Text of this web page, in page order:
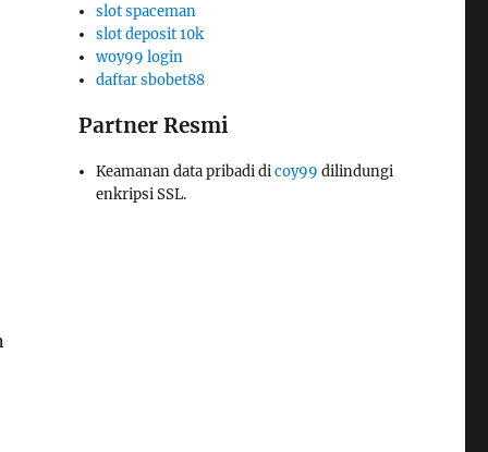
slot spaceman
slot deposit 10k
woy99 login
daftar sbobet88
Partner Resmi
Keamanan data pribadi dicoy99 dilindungi
enkripsi SSL.